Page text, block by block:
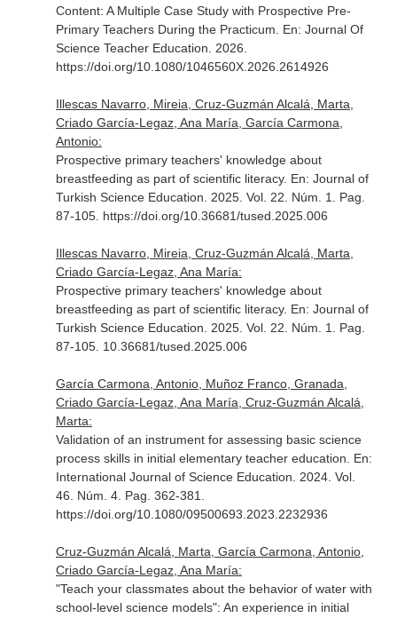
Content: A Multiple Case Study with Prospective Pre-
Primary Teachers During the Practicum. En: Journal Of
Science Teacher Education . 2026.
https://doi.org/10.1080/1046560X.2026.2614926
Illescas Navarro, Mireia, Cruz-Guzmán Alcalá, Marta,
Criado García-Legaz, Ana María, García Carmona,
Antonio:
Prospective primary teachers' knowledge about
breastfeeding as part of scientific literacy. En: Journal of
Turkish Science Education . 2025. Vol. 22. Núm. 1. Pag.
87-105. https://doi.org/10.36681/tused.2025.006
Illescas Navarro, Mireia, Cruz-Guzmán Alcalá, Marta,
Criado García-Legaz, Ana María:
Prospective primary teachers' knowledge about
breastfeeding as part of scientific literacy. En: Journal of
Turkish Science Education . 2025. Vol. 22. Núm. 1. Pag.
87-105. 10.36681/tused.2025.006
García Carmona, Antonio, Muñoz Franco, Granada,
Criado García-Legaz, Ana María, Cruz-Guzmán Alcalá,
Marta:
Validation of an instrument for assessing basic science
process skills in initial elementary teacher education. En:
International Journal of Science Education . 2024. Vol.
46. Núm. 4. Pag. 362-381.
https://doi.org/10.1080/09500693.2023.2232936
Cruz-Guzmán Alcalá, Marta, García Carmona, Antonio,
Criado García-Legaz, Ana María:
"Teach your classmates about the behavior of water with
school-level science models": An experience in initial